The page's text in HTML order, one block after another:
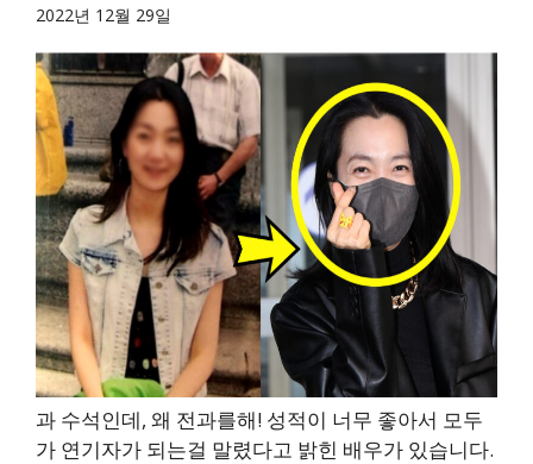
2022년 12월 29일
과 수석인데, 왜 전과를해! 성적이 너무 좋아서 모두
가 연기자가 되는걸 말렸다고 밝힌 배우가 있습니다.